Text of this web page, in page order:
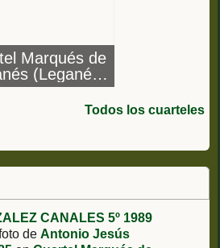
Marqués de
(Leganés,
Regimiento
Todos los cuarteles
CANALES 5º 1989
de Antonio Jesús